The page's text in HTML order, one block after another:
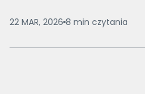
22 MAR, 2026 8 min czytania